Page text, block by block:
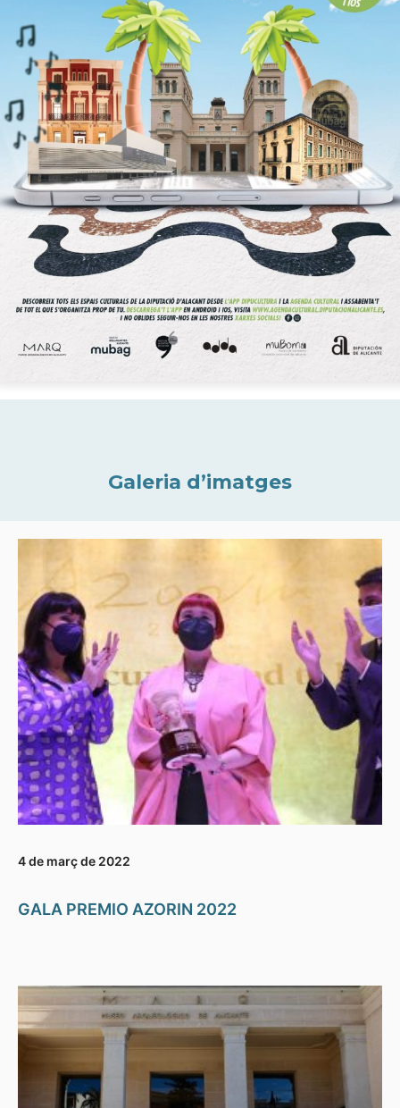
Galeria d’imatges
4 de març de 2022
GALA PREMIO AZORIN 2022